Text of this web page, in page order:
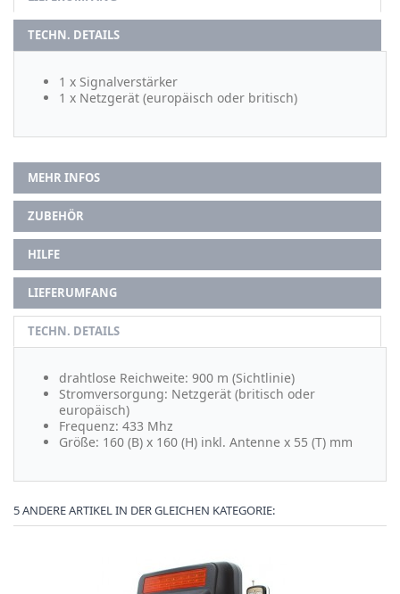
TECHN. DETAILS
1 x Signalverstärker
1 x Netzgerät (europäisch oder britisch)
MEHR INFOS
ZUBEHÖR
HILFE
LIEFERUMFANG
TECHN. DETAILS
drahtlose Reichweite: 900 m (Sichtlinie)
Stromversorgung: Netzgerät (britisch oder
europäisch)
Frequenz: 433 Mhz
Größe: 160 (B) x 160 (H) inkl. Antenne x 55 (T) mm
5 ANDERE ARTIKEL IN DER GLEICHEN KATEGORIE: